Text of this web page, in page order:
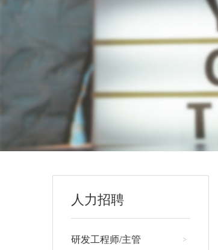
人力招聘
>
研发工程师/主管